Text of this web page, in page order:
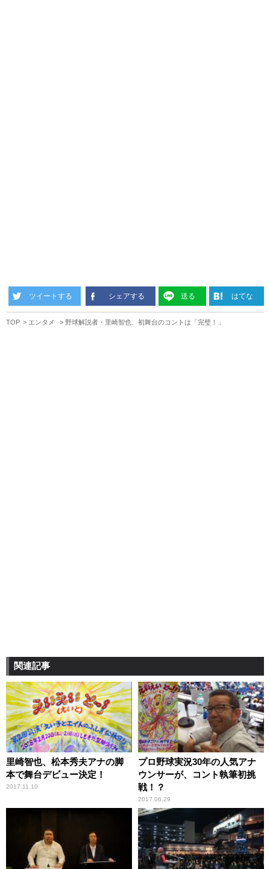
ツイートする シェアする 送る はてな
TOP エンタメ 野球解説者・里崎智也、初舞台のコントは「完璧！」
関連記事
里崎智也、松本秀夫アナの脚
本で舞台デビュー決定！
2017.11.10
プロ野球実況30年の人気アナ
ウンサーが、コント執筆初挑
戦！？
2017.06.29